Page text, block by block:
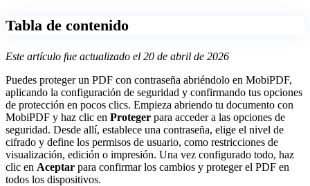
Tabla de contenido
Este artículo fue actualizado el 20 de abril de 2026
Puedes proteger un PDF con contraseña abriéndolo en MobiPDF,
aplicando la configuración de seguridad y confirmando tus opciones
de protección en pocos clics. Empieza abriendo tu documento con
MobiPDF y haz clic en Proteger para acceder a las opciones de
seguridad. Desde allí, establece una contraseña, elige el nivel de
cifrado y define los permisos de usuario, como restricciones de
visualización, edición o impresión. Una vez configurado todo, haz
clic en Aceptar para confirmar los cambios y proteger el PDF en
todos los dispositivos.